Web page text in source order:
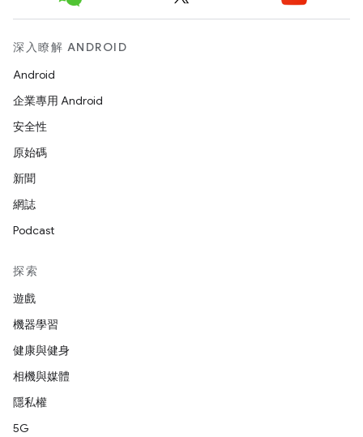
深入瞭解 ANDROID
Android
企業專用 Android
安全性
原始碼
新聞
網誌
Podcast
探索
遊戲
機器學習
健康與健身
相機與媒體
隱私權
5G